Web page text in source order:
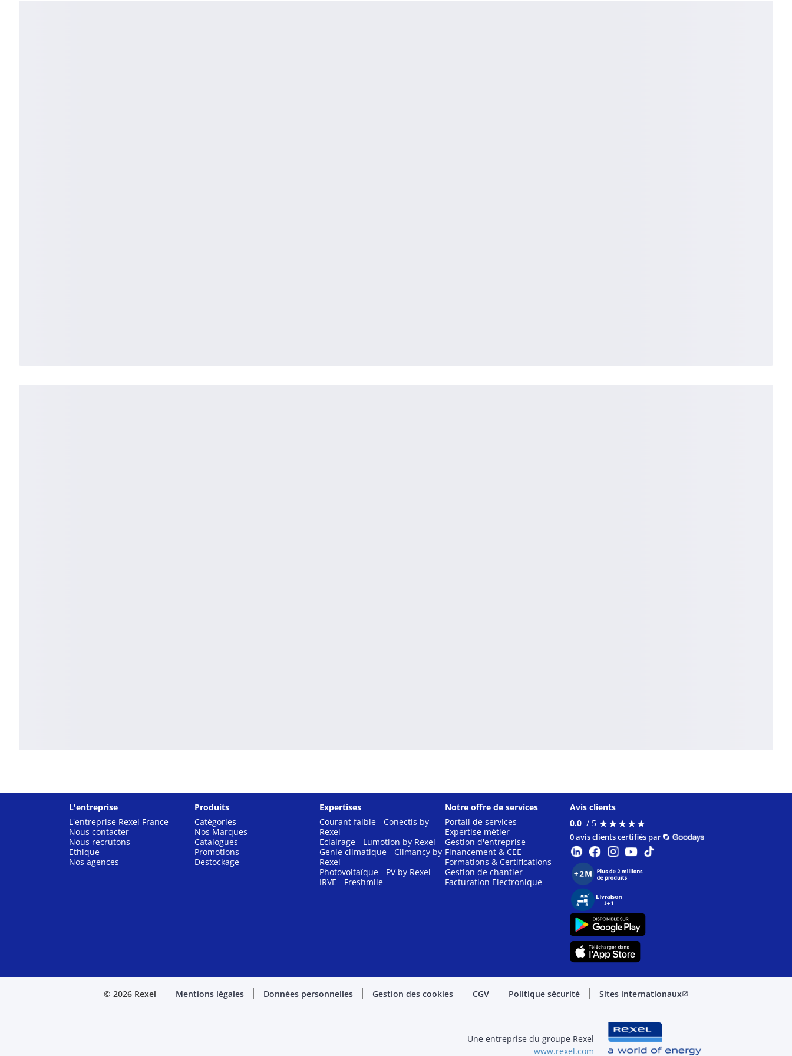
L'entreprise
L'entreprise Rexel France
Nous contacter
Nous recrutons
Ethique
Nos agences
Produits
Catégories
Nos Marques
Catalogues
Promotions
Destockage
Expertises
Courant faible - Conectis by
Rexel
Eclairage - Lumotion by Rexel
Genie climatique - Climancy by
Rexel
Photovoltaïque - PV by Rexel
IRVE - Freshmile
Notre offre de services
Portail de services
Expertise métier
Gestion d'entreprise
Financement & CEE
Formations & Certifications
Gestion de chantier
Facturation Electronique
Avis clients
0.0 / 5 ★★★★★
★★★★★
0 avis clients certifiés par
© 2026 Rexel Mentions légales Données personnelles Gestion des cookies CGV Politique sécurité Sites internationauxopen_in_new
Une entreprise du groupe Rexel
www.rexel.com